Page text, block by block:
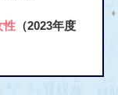
性（2023年度